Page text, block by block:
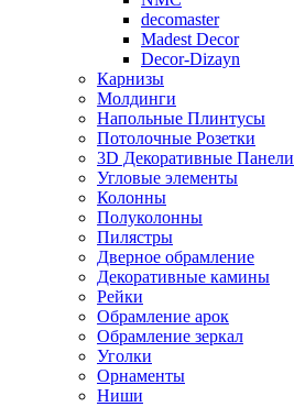
decomaster
Madest Decor
Decor-Dizayn
Карнизы
Молдинги
Напольные Плинтусы
Потолочные Розетки
3D Декоративные Панели
Угловые элементы
Колонны
Полуколонны
Пилястры
Дверное обрамление
Декоративные камины
Рейки
Обрамление арок
Обрамление зеркал
Уголки
Орнаменты
Ниши